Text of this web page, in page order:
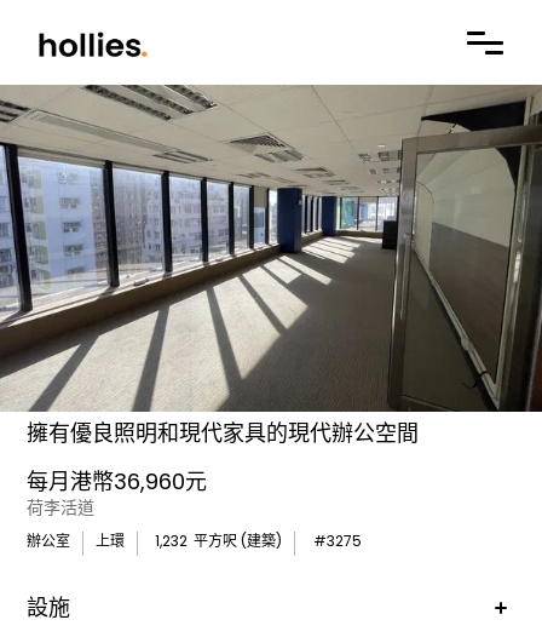
擁有優良照明和現代家具的現代辦公空間
每月港幣36,960元
荷李活道
辦公室 上環 1,232 平方呎 (建築) #3275
設施